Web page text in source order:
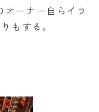
ーナー自らイラ
もする。